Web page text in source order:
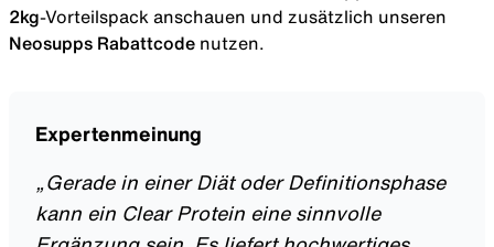
2kg-Vorteilspack anschauen und zusätzlich unseren
Neosupps Rabattcode nutzen.
Expertenmeinung
Gerade in einer Diät oder Definitionsphase
kann ein Clear Protein eine sinnvolle